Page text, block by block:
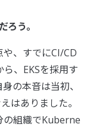
ろう。
、すでにCI/CD
、EKSを採用す
の本音は当初、
はありました。
の組織でKuberne